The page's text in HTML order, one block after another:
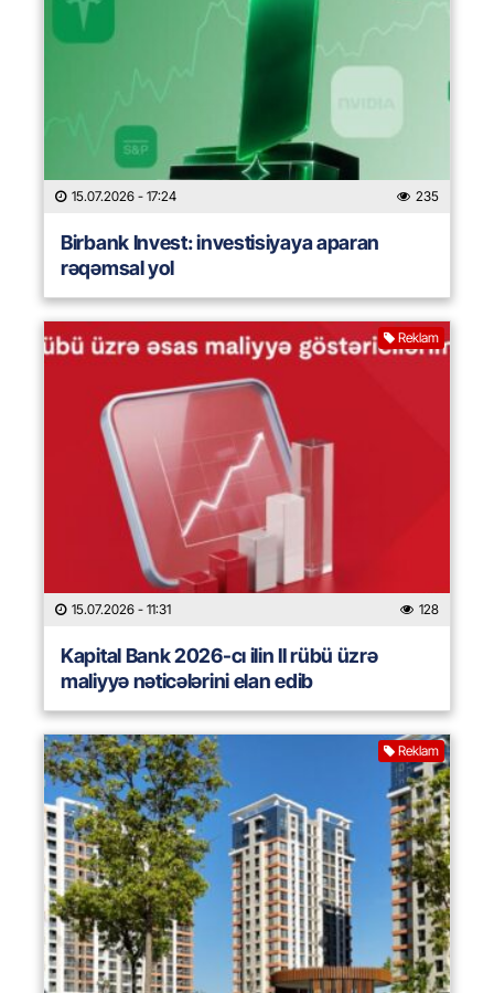
15.07.2026 - 17:24 235
Birbank Invest: investisiyaya aparan
rəqəmsal yol
Reklam
15.07.2026 - 11:31 128
Kapital Bank 2026-cı ilin II rübü üzrə
maliyyə nəticələrini elan edib
Reklam